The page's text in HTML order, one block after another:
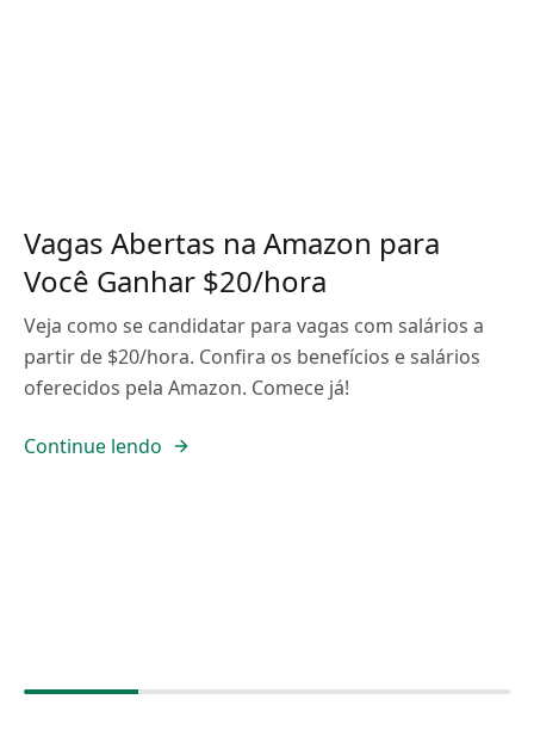
Vagas Abertas na Amazon para
Você Ganhar $20/hora
Veja como se candidatar para vagas com salários a
partir de $20/hora. Confira os benefícios e salários
oferecidos pela Amazon. Comece já!
Continue lendo